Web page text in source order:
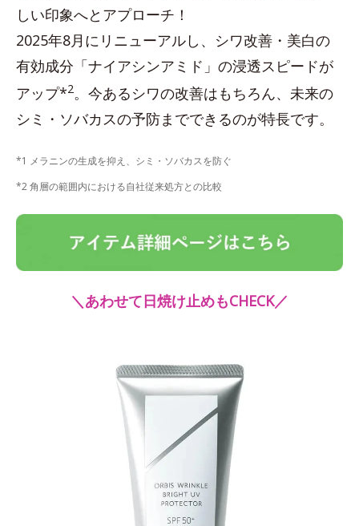
しい印象へとアプローチ！
2025年8月にリニューアルし、シワ改善・美白の
有効成分「ナイアシンアミド」の浸透スピードが
アップ*2。今あるシワの改善はもちろん、未来の
シミ・ソバカスの予防までできるのが特長です。
*1 メラニンの生成を抑え、シミ・ソバカスを防ぐ
*2 角層の範囲内における自社従来処方との比較
＼あわせて日焼け止めもCHECK／